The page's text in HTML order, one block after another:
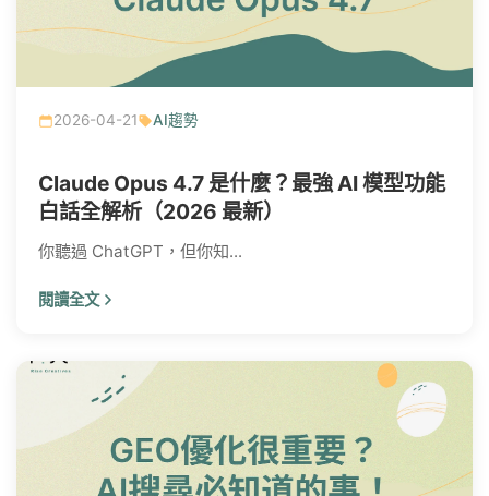
2026-04-21 AI趨勢
Claude Opus 4.7 是什麼？最強 AI 模型功能
白話全解析（2026 最新）
你聽過 ChatGPT，但你知...
閱讀全文